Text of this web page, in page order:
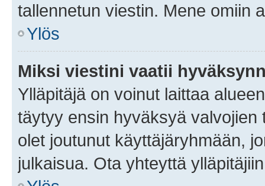
tallennetun viestin. Mene omiin
Ylös
Miksi viestini vaatii
Ylläpitäjä on voinut laittaa
täytyy ensin hyväksyä
olet joutunut käyttäjäryhmään,
julkaisua. Ota yhteyttä